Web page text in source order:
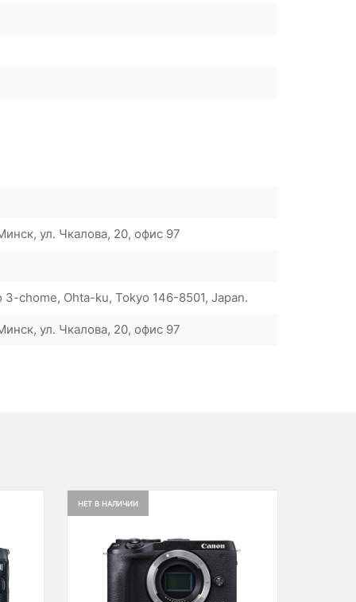
ул. Чкалова, 20, офис 97
chome, Ohta-ku, Tokyo 146-8501, Japan.
ул. Чкалова, 20, офис 97
НЕТ В НАЛИЧИИ
Previous